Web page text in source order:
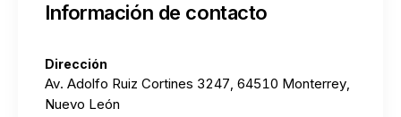
Información de contacto
Dirección
Av. Adolfo Ruiz Cortines 3247, 64510 Monterrey,
Nuevo León